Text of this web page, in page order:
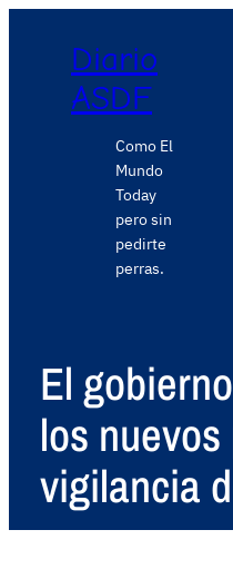
Diario
ASDF
Como El
Mundo
Today
pero sin
pedirte
perras.
El
los
vigilancia